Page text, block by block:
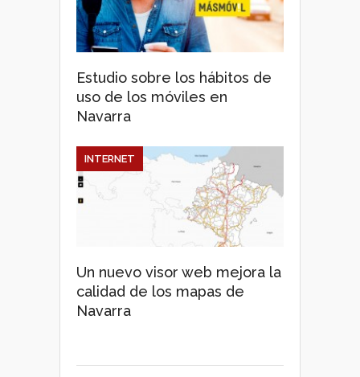
Estudio sobre los hábitos de
uso de los móviles en
Navarra
Un nuevo visor web mejora la
calidad de los mapas de
Navarra
INTERNET